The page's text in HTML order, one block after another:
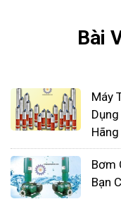
trong các
máy sục khí
máy nén khí
Chúng có
BOD/COD,
hóa. Các
đường dẫn
Thiết kế đơn
Bài
Máy
Hãng
Bơm
Bạn